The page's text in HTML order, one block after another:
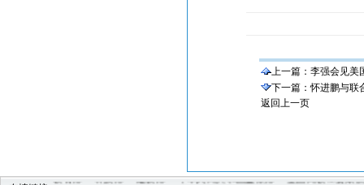
上一篇： 李强会见美
下一篇：怀进鹏与联
返回上一页
教育部 科技部 建设部 中华人民共和国监察部
全国高教工委素